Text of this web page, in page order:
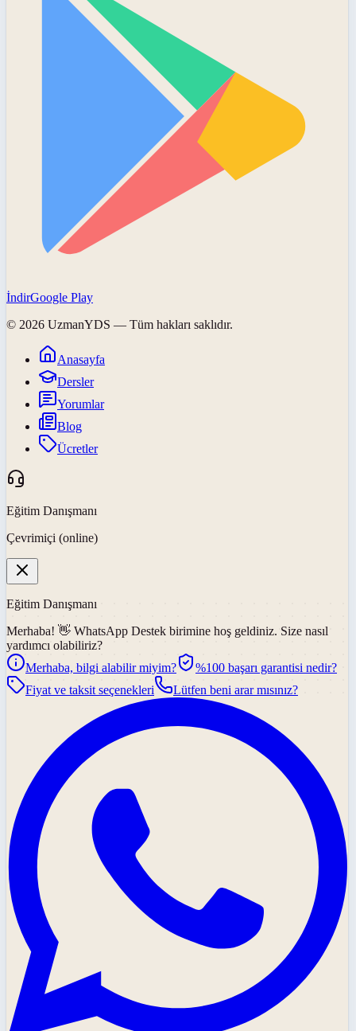
İndirGoogle Play
© 2026 UzmanYDS — Tüm hakları saklıdır.
Anasayfa
Dersler
Yorumlar
Blog
Ücretler
Eğitim Danışmanı
Çevrimiçi (online)
Eğitim Danışmanı
Merhaba! 👋 WhatsApp Destek birimine hoş geldiniz. Size nasıl
yardımcı olabiliriz?
Merhaba, bilgi alabilir miyim?
%100 başarı garantisi nedir?
Fiyat ve taksit seçenekleri
Lütfen beni arar mısınız?